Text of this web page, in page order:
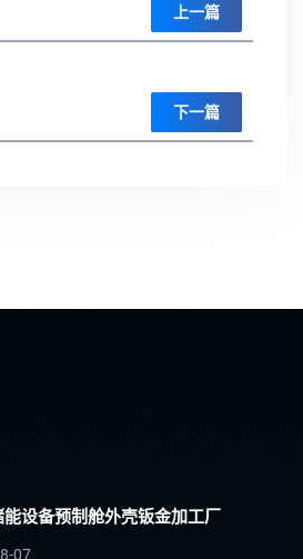
上一篇
下一篇
设备预制舱外壳钣金加工厂
07